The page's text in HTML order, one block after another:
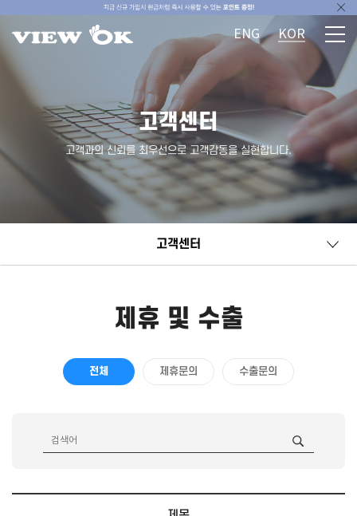
ENG KOR
고객센터
고객과의 신뢰를 최우선으로 고객감동을 실현합니다.
고객센터
제휴 및 수출
전체 제휴문의 수출문의